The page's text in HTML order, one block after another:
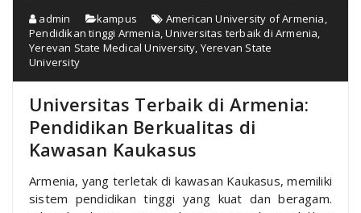
admin kampus American University of Armenia,
Pendidikan tinggi Armenia,Universitas terbaik di Armenia,
Yerevan State Medical University, Yerevan State
University
Universitas Terbaik di Armenia:
Pendidikan Berkualitas di
Kawasan Kaukasus
Armenia, yang terletak di kawasan Kaukasus, memiliki
sistem pendidikan tinggi yang kuat dan beragam.